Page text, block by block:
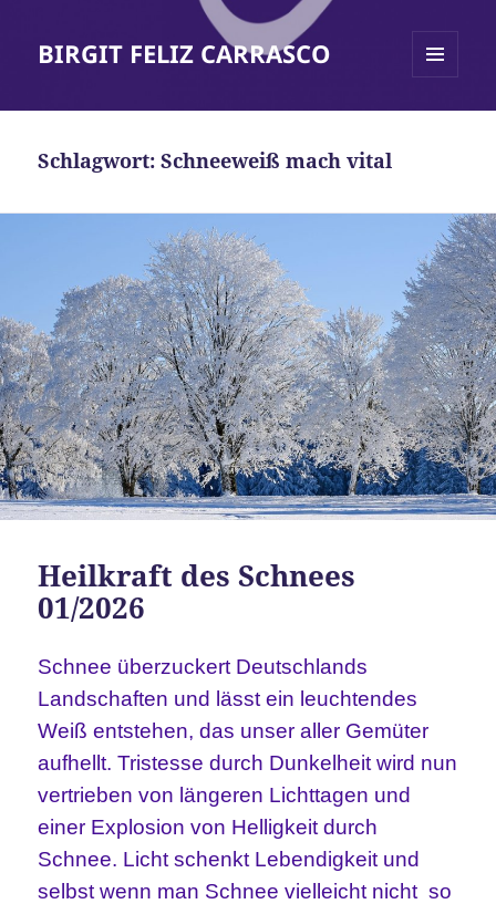
BIRGIT FELIZ CARRASCO
Schlagwort:Schneeweiß mach vital
Heilkraft des Schnees
01/2026
Schnee überzuckert Deutschlands
Landschaften und lässt ein leuchtendes
Weiß entstehen, das unser aller Gemüter
aufhellt. Tristesse durch Dunkelheit wird nun
vertrieben von längeren Lichttagen und
einer Explosion von Helligkeit durch
Schnee. Licht schenkt Lebendigkeit und
selbst wenn man Schnee vielleicht nicht so